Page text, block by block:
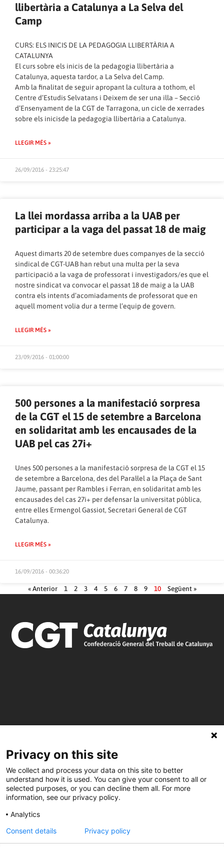
llibertària a Catalunya a La Selva del
Camp
CURS: ELS INICIS DE LA PEDAGOGIA LLIBERTÀRIA A
CATALUNYA
El curs sobre els inicis de la pedagogia llibertària a
Catalunya, aquesta tardor, a La Selva del Camp.
Amb la finalitat de seguir apropant la cultura a tothom, el
Centre d’Estudis Selvatans i Deixem de ser una illa – Secció
d’Ensenyament de la CGT de Tarragona, un cicle de xerrades
sobre els inicisde la pedagogia llibertària a Catalunya.
LLEGIR MÉS »
26/09/2016 - 23:25:47
La llei mordassa arriba a la UAB per
participar a la vaga del passat 18 de maig
Aquest dimarts 20 de setembre dues companyes de la secció
sindical de CGT-UAB han rebut una multa per la seva
participació a la vaga de professorat i investigadors/es que el
nostre sindicat va convocar el passat 18 de maig a la UAB
contra els intents d’acomiadaments de professorat que en
aquell moment volia dur a terme l’equip de govern.
LLEGIR MÉS »
23/09/2016 - 01:00:00
500 persones a la manifestació sorpresa
de la CGT el 15 de setembre a Barcelona
en solidaritat amb les encausades de la
UAB pel cas 27i+
Unes 500 persones a la manifestació sorpresa de la CGT el 15
de setembre a Barcelona, des del Paral·lel a la Plaça de Sant
Jaume, passant per Rambles i Ferran, en solidaritat amb les
encausades del cas 27i+ per defensar la universitat pública,
entre elles Ermengol Gassiot, Secretari General de CGT
Catalunya.
LLEGIR MÉS »
16/09/2016 - 00:36:20
« Anterior 1 2 3 4 5 6 7 8 9 10 Següent »
C/ Burgos 59, Baixos – 08014 Barcelona
spccc@spcgtcatalunya.cat
935 120 481
@CGTCatalunya
Privacy on this site
We collect and process your data on this site to better
understand how it is used. You can give your consent to all or
selected purposes, or you can decline them all. For more
information, see our privacy policy.
Analytics
Consent details
Privacy policy